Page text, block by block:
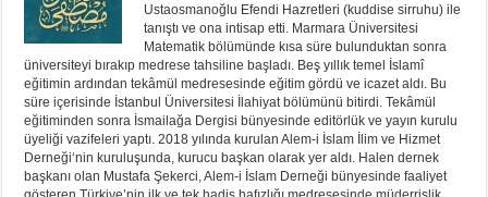
Ustaosmanoğlu Efendi Hazretleri (kuddise sirruhu) ile
tanıştı ve ona intisap etti. Marmara Üniversitesi
Matematik bölümünde kısa süre bulunduktan sonra
üniversiteyi bırakıp medrese tahsiline başladı. Beş yıllık temel İslamî
eğitimin ardından tekâmül medresesinde eğitim gördü ve icazet aldı. Bu
süre içerisinde İstanbul Üniversitesi İlahiyat bölümünü bitirdi. Tekâmül
eğitiminden sonra İsmailağa Dergisi bünyesinde editörlük ve yayın kurulu
üyeliği vazifeleri yaptı. 2018 yılında kurulan Alem-i İslam İlim ve Hizmet
Derneği‘nin kuruluşunda, kurucu başkan olarak yer aldı. Halen dernek
başkanı olan Mustafa Şekerci, Alem-i İslam Derneği bünyesinde faaliyet